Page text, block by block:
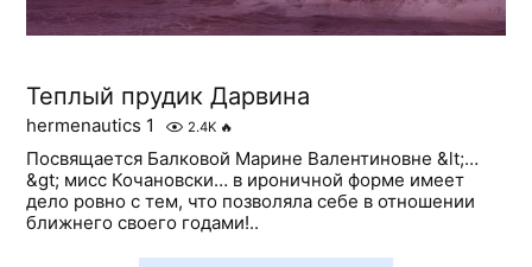
Теплый прудик Дарвина
hermenautics 1 2.4K 🔥
Посвящается Балковой Марине Валентиновне &lt;…
&gt; мисс Кочановски… в ироничной форме имеет
дело ровно с тем, что позволяла себе в отношении
ближнего своего годами!..